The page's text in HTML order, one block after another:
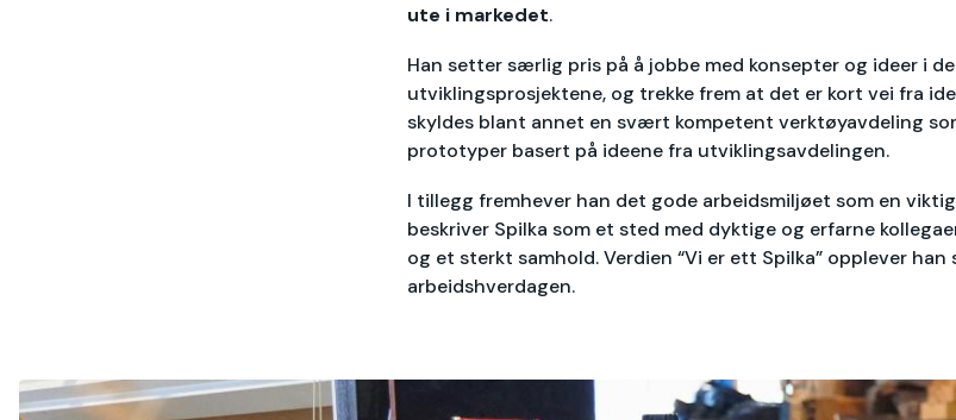
ute i markedet.
Han setter særlig pris på å jobbe med konsepter og ideer i
utviklingsprosjektene, og trekke frem at det er kort vei fra
skyldes blant annet en svært kompetent verktøyavdeling
prototyper basert på ideene fra utviklingsavdelingen.
I tillegg fremhever han det gode arbeidsmiljøet som en
beskriver Spilka som et sted med dyktige og erfarne
og et sterkt samhold. Verdien “Vi er ett Spilka” opplever
arbeidshverdagen.